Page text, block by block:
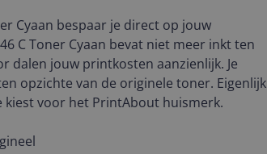
Cyaan bespaar je direct op jouw
C Toner Cyaan bevat niet meer inkt ten
dalen jouw printkosten aanzienlijk. Je
opzichte van de originele toner. Eigenlijk
voor het PrintAbout huismerk.